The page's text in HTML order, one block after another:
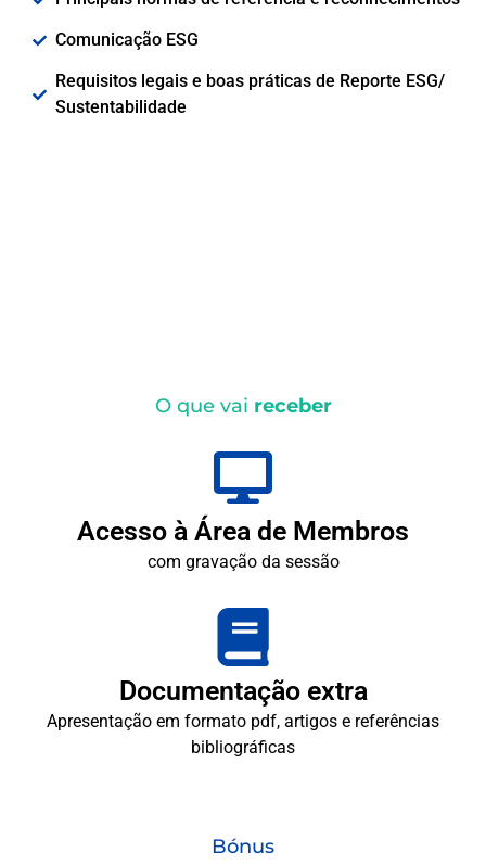
Comunicação ESG
Requisitos legais e boas práticas de Reporte ESG/
Sustentabilidade
O que vai receber
Acesso à Área de Membros
com gravação da sessão
Documentação extra
Apresentação em formato pdf, artigos e referências
bibliográficas
Bónus